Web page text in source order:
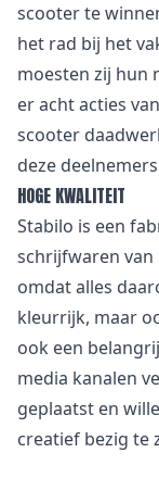
scooter te
het rad bij het
moesten zij hun
er acht acties
scooter
deze
HOGE KWALITEIT
Stabilo is een
schrijfwaren
omdat alles
kleurrijk, maar
ook een
media kanalen
geplaatst en
creatief bezig te